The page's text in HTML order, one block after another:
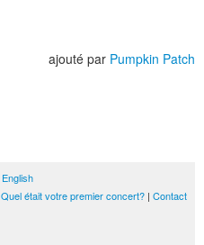
ajouté par Pumpkin Patch
English
Quel était votre premier concert? | Contact